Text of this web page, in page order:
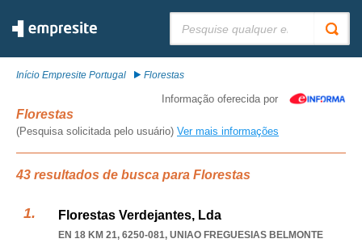
Início Empresite Portugal Florestas
Informação oferecida por
Florestas
(Pesquisa solicitada pelo usuário) Ver mais informações
43 resultados de busca para Florestas
Florestas Verdejantes, Lda
EN 18 KM 21, 6250-081, UNIAO FREGUESIAS BELMONTE